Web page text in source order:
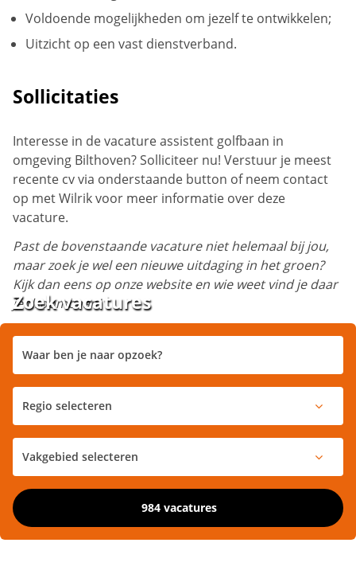
Voldoende mogelijkheden om jezelf te ontwikkelen;
Uitzicht op een vast dienstverband.
Sollicitaties
Interesse in de vacature assistent golfbaan in
omgeving Bilthoven? Solliciteer nu! Verstuur je meest
recente cv via onderstaande button of neem contact
op met Wilrik voor meer informatie over deze
vacature.
Past de bovenstaande vacature niet helemaal bij jou,
maar zoek je wel een nieuwe uitdaging in het groen?
Kijk dan eens op onze website en wie weet vind je daar
je droombaan!
Zoek vacatures
984 vacatures